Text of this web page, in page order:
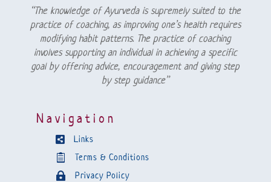
“The knowledge of Ayurveda is supremely suited to the
practice of coaching, as improving one’s health requires
modifying habit patterns. The practice of coaching
involves supporting an individual in achieving a specific
goal by offering advice, encouragement and giving step
by step guidance”
Navigation
 Links
 Terms & Conditions
 Privacy Policy